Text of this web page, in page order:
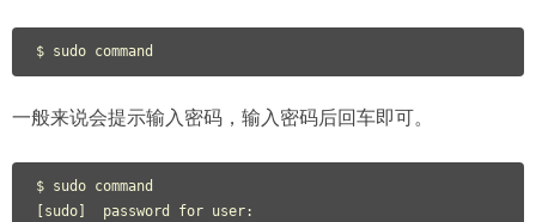
$ sudo command
一般来说会提示输入密码，输入密码后回车即可。
$ sudo command
[sudo]  password for user: